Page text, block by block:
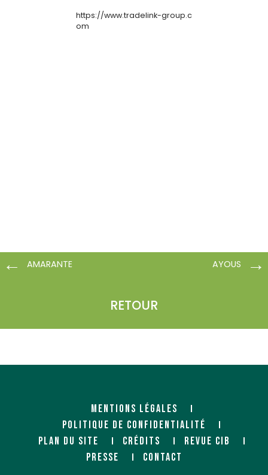
https://www.tradelink-group.c
om
AMARANTE
RETOUR
AYOUS
MENTIONS LÉGALES
POLITIQUE DE CONFIDENTIALITÉ
PLAN DU SITE
CRÉDITS
REVUE CIB
PRESSE
CONTACT